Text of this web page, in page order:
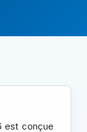
est conçue